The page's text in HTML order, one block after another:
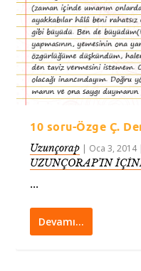
10 soru-Özge Ç.
Uzunçorap | Oca 3, 2014
UZUNÇORAP’IN
...
Devamı…